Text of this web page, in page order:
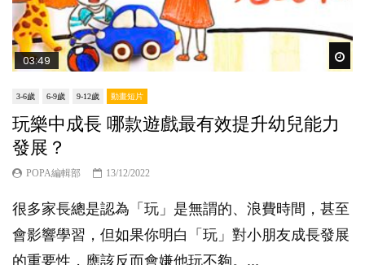
03:49
3-6歲 6-9歲 9-12歲 動畫短片
玩樂中成長 哪款遊戲最有效提升幼兒能力
發展？
POPA編輯部 13/12/2022
很多家長總是認為「玩」是無謂的、浪費時間，甚至
會影響學習，但如果你明白「玩」對小朋友成長發展
的重要性，應該反而會嫌他玩不夠。...